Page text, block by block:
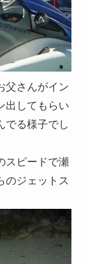
父さんがイン
出してもらい
でる様子でし
スピードで瀬
のジェットス